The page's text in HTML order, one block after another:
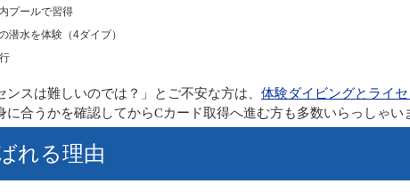
プールで習得
潜水を体験（4ダイブ）
ンスは難しいのでは？」とご不安な方は、 体験ダイビングとライ
合うかを確認してからCカード取得へ進む方も多数いらっしゃい
れる理由